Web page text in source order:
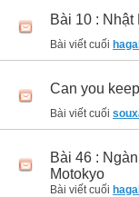
Bài 10 : Nhật
Bài viết cuối
Can you
Bài viết cuối
Bài 46 :
Motokyo
Bài viết cuối